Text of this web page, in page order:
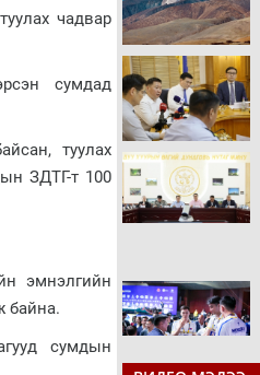
чадвар
сумдад
туулах
ЗДТГ-т 100
эмнэлгийн
байна.
сумдын